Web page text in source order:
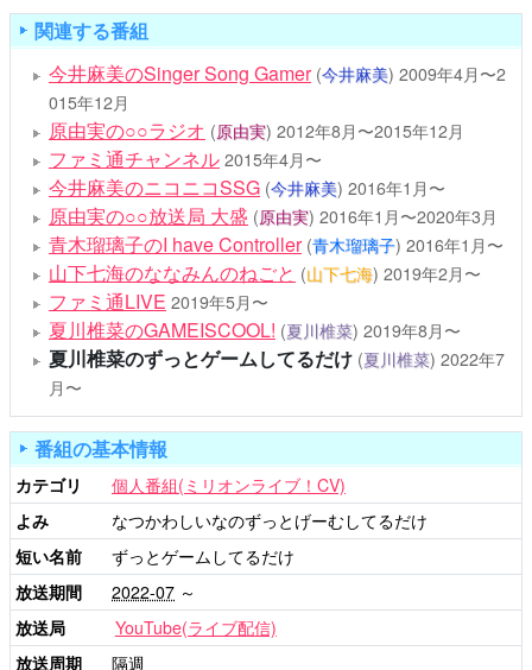
関連する番組
今井麻美のSinger Song Gamer (今井麻美) 2009年4月〜2
015年12月
原由実の○○ラジオ (原由実) 2012年8月〜2015年12月
ファミ通チャンネル 2015年4月〜
今井麻美のニコニコSSG (今井麻美) 2016年1月〜
原由実の○○放送局 大盛 (原由実) 2016年1月〜2020年3月
青木瑠璃子のI have Controller (青木瑠璃子) 2016年1月〜
山下七海のななみんのねごと (山下七海) 2019年2月〜
ファミ通LIVE 2019年5月〜
夏川椎菜のGAMEISCOOL! (夏川椎菜) 2019年8月〜
夏川椎菜のずっとゲームしてるだけ (夏川椎菜) 2022年7
月〜
番組の基本情報
カテゴリ
個人番組(ミリオンライブ！CV)
よみ
なつかわしいなのずっとげーむしてるだけ
短い名前
ずっとゲームしてるだけ
放送期間
2022-07 ～
放送局
YouTube(ライブ配信)
放送周期
隔週